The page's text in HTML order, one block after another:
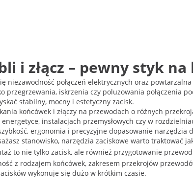
i złącz – pewny styk na
niezawodność połączeń elektrycznych oraz
iskrzenia czy poluzowania połączenia
stabilny, mocny i estetyczny zacisk.
końcówek i złączy na przewodach o różnych
instalacjach przemysłowych czy w
ergonomia i precyzyjne dopasowanie narzędzia
stanowisko, narzędzia zaciskowe warto traktować
to nie tylko zacisk, ale również przygotowanie
z rodzajem końcówek, zakresem przekrojów
wykonuje się dużo w krótkim czasie.